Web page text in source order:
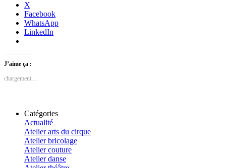
X
Facebook
WhatsApp
LinkedIn
J’aime ça :
chargement…
Catégories
Actualité
Atelier arts du cirque
Atelier bricolage
Atelier couture
Atelier danse